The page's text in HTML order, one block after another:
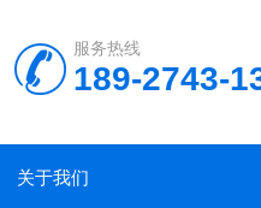
服务热线
189-2743-
关于我们